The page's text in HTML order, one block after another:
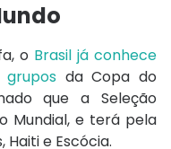
o Brasil já conhece
da Copa do
que a Seleção
Mundial, e terá pela
e Escócia.